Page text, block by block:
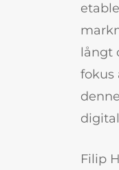
långt
fokus
Filip